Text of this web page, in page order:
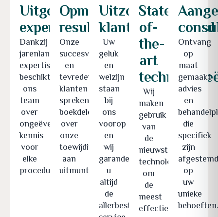
Uitgebreide
expertise
Dankzij
jarenlange
expertise
beschikt
ons
team
over
ongeëvenaarde
kennis
voor
elke
procedure.
Opmerkelijke
resultaten
Onze
succesverhalen
en
tevreden
klanten
spreken
boekdelen
over
onze
toewijding
aan
uitmuntendheid.
Uitzonderlijke
klanttevredenheid
Uw
geluk
en
welzijn
staan
bij
ons
voorop
en
wij
garanderen
u
altijd
de
allerbeste
State-
of-
the-
art
Wij
maken
gebruik
van
de
nieuwste
technologieën
om
de
meest
effectieve
Ontvang
op
maat
gemaakt
advies
en
die
specifiek
zijn
op
uw
unieke